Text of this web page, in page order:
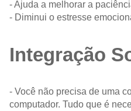
- Ajuda a melhorar a
- Diminui o estresse
Integração
- Você não precisa de uma
computador. Tudo que é